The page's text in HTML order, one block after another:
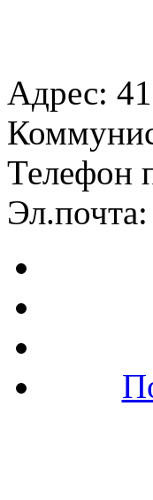
Адрес:
Телефон
Эл.почта: